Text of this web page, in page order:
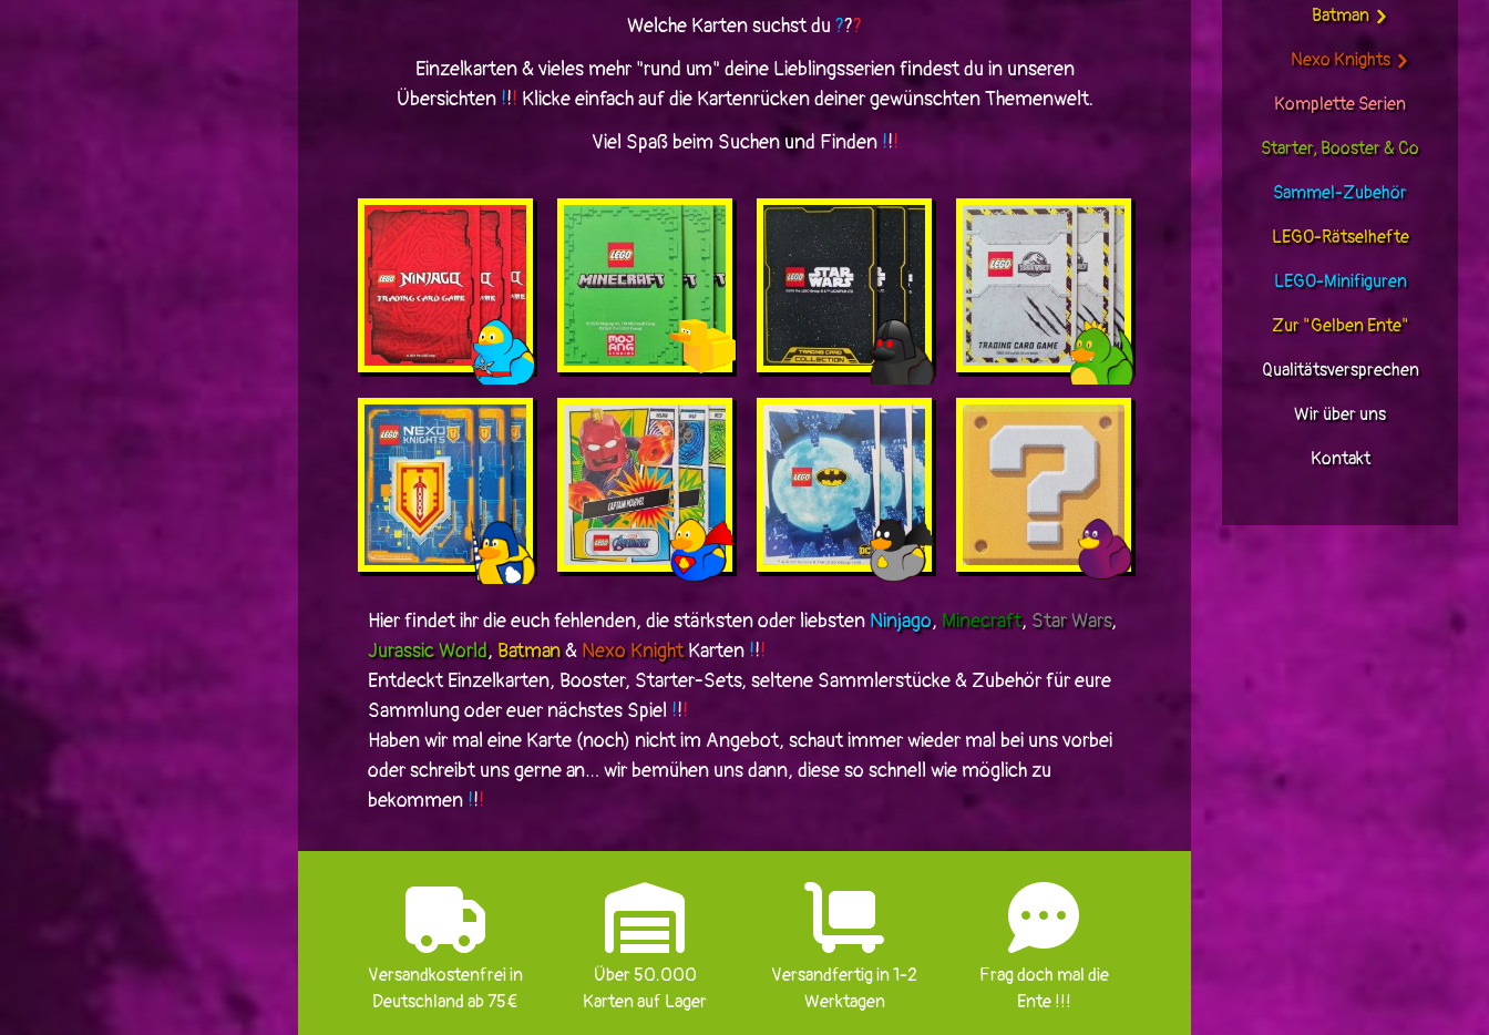
Batman
Nexo Knights
Komplette Serien
Starter, Booster & Co
Sammel-Zubehör
LEGO-Rätselhefte
LEGO-Minifiguren
Zur "Gelben Ente"
Qualitätsversprechen
Wir über uns
Kontakt
Welche Karten suchst du ???
Einzelkarten & vieles mehr "rund um" deine Lieblingsserien findest du in unseren
Übersichten !!! Klicke einfach auf die Kartenrücken deiner gewünschten Themenwelt.
Viel Spaß beim Suchen und Finden !!!
Hier findet ihr die euch fehlenden, die stärksten oder liebsten Ninjago, Minecraft, Star Wars,
Jurassic World, Batman& Nexo KnightKarten !!!
Entdeckt Einzelkarten, Booster, Starter-Sets, seltene Sammlerstücke & Zubehör für eure
Sammlung oder euer nächstes Spiel !!!
Haben wir mal eine Karte (noch) nicht im Angebot, schaut immer wieder mal bei uns vorbei
oder schreibt uns gerne an… wir bemühen uns dann, diese so schnell wie möglich zu
bekommen !!!
Versandkostenfrei in
Deutschland ab 75€
Über 50.000
Karten auf Lager
Versandfertig in 1-2
Werktagen
Frag doch mal die
Ente !!!